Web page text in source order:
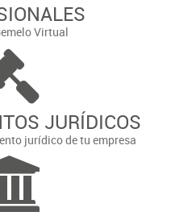
Virtual
JURÍDICOS
jurídico de tu empresa